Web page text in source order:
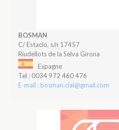
BOSMAN
C/ Estacio, s/n 17457
Riudellots de la Selva Girona
Espagne
Tel : 0034 972 460 476
E-mail : bosman.cial@gmail.com